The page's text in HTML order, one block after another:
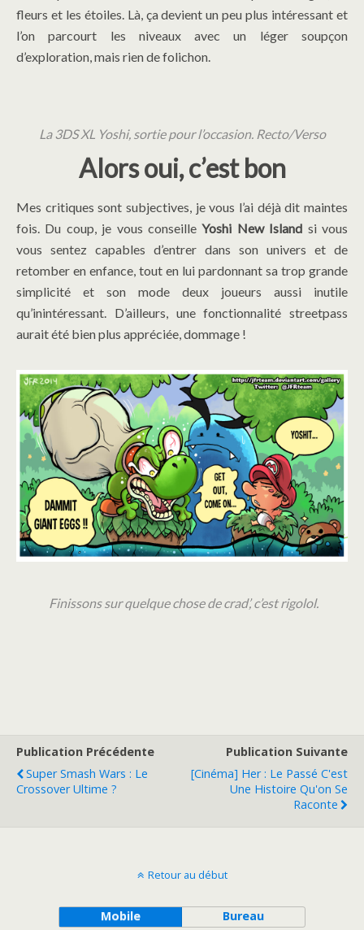
fleurs et les étoiles. Là, ça devient un peu plus intéressant et
l’on parcourt les niveaux avec un léger soupçon
d’exploration, mais rien de folichon.
La 3DS XL Yoshi, sortie pour l’occasion. Recto/Verso
Alors oui, c’est bon
Mes critiques sont subjectives, je vous l’ai déjà dit maintes
fois. Du coup, je vous conseilleYoshi New Island si vous
vous sentez capables d’entrer dans son univers et de
retomber en enfance, tout en lui pardonnant sa trop grande
simplicité et son mode deux joueurs aussi inutile
qu’inintéressant. D’ailleurs, une fonctionnalité streetpass
aurait été bien plus appréciée, dommage !
Finissons sur quelque chose de crad’, c’est rigolol.
Publication Précédente
Super Smash Wars : Le
Crossover Ultime ?
Publication Suivante
[Cinéma] Her : Le Passé C'est
Une Histoire Qu'on Se
Raconte
Retour au début
Mobile Bureau